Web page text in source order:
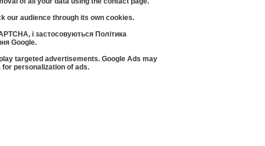
our audience through its own cookies.
і застосовуються Політика
Google.
targeted advertisements. Google Ads may
personalization of ads.